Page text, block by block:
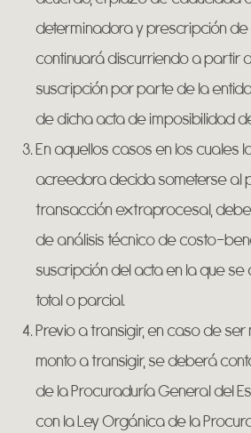
determinadora y prescripción
continuará discurriendo a partir
suscripción por parte de la
de dicha acta de imposibilidad
En aquellos casos en los cuales
acreedora decida someterse al
transacción extraprocesal,
de análisis técnico de costo-
suscripción del acta en la que
total o parcial.
Previo a transigir, en caso de
monto a transigir, se deberá
de la Procuraduría General del
con la Ley Orgánica de la